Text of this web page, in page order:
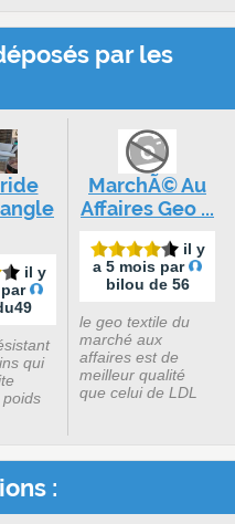
par les
il y
qui
MarchÃ© Au
Affaires Geo ...
il y
a 5 mois par
bilou de 56
le geo textile du
marché aux
affaires est de
meilleur qualité
que celui de LDL
: